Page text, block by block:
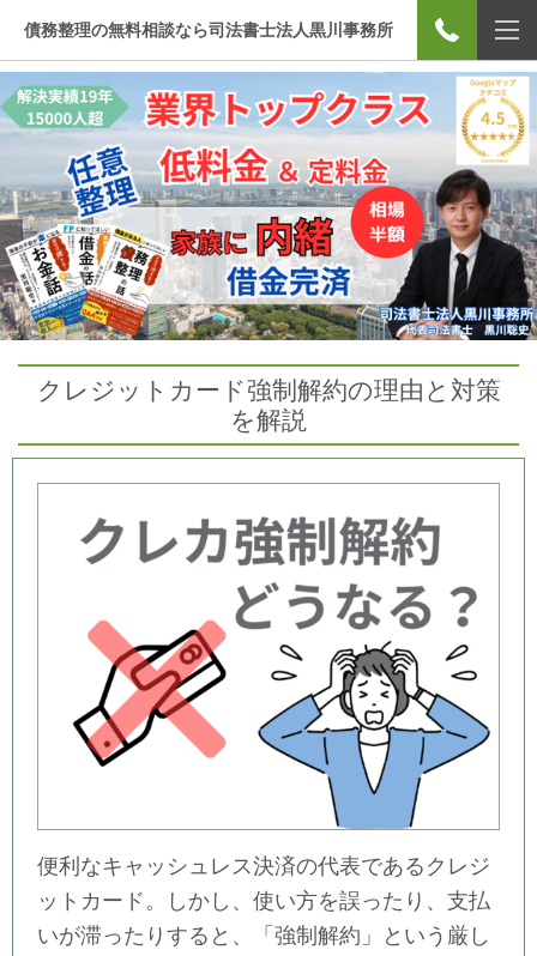
債務整理の無料相談なら司法書士法人黒川事務所
クレジットカード強制解約の理由と対策
を解説
便利なキャッシュレス決済の代表であるクレジ
ットカード。しかし、使い方を誤ったり、支払
いが滞ったりすると、「強制解約」という厳し